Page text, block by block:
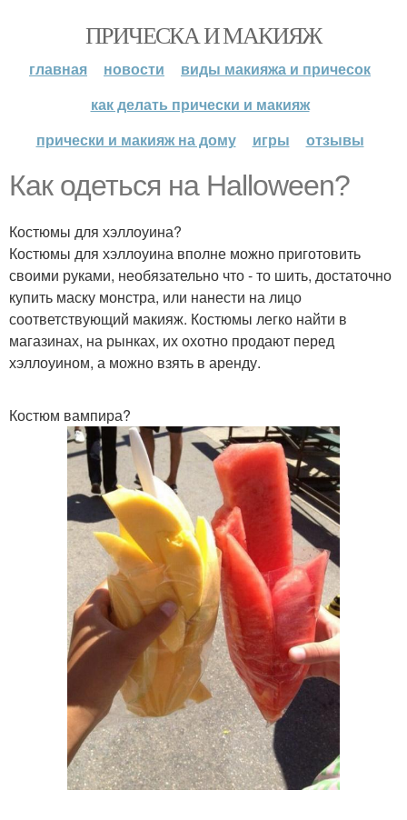
ПРИЧЕСКА И МАКИЯЖ
главная новости
виды макияжа и причесок
как делать прически и макияж
прически и макияж на дому
игры отзывы
Как одеться на Halloween?
Костюмы для хэллоуина?
Костюмы для хэллоуина вполне можно приготовить
своими руками, необязательно что - то шить, достаточно
купить маску монстра, или нанести на лицо
соответствующий макияж. Костюмы легко найти в
магазинах, на рынках, их охотно продают перед
хэллоуином, а можно взять в аренду.
Костюм вампира?